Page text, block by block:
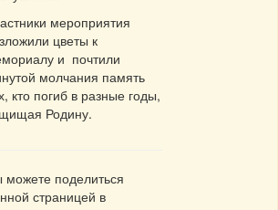
мероприятия
цветы к
и почтили
молчания память
кто погиб в разные годы,
Родину.
можете поделиться
страницей в